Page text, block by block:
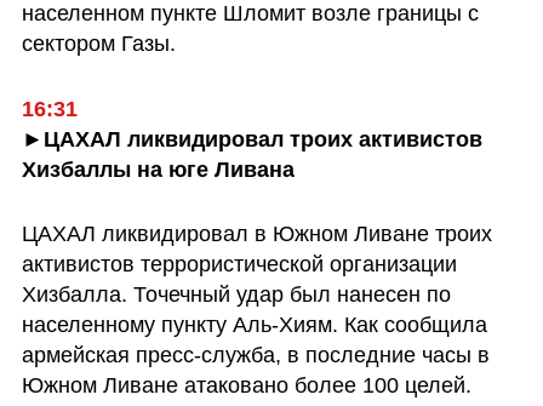
населенном пункте Шломит возле границы с
сектором Газы.
16:31
►ЦАХАЛ ликвидировал троих активистов
Хизбаллы на юге Ливана
ЦАХАЛ ликвидировал в Южном Ливане троих
активистов террористической организации
Хизбалла. Точечный удар был нанесен по
населенному пункту Аль-Хиям. Как сообщила
армейская пресс-служба, в последние часы в
Южном Ливане атаковано более 100 целей.